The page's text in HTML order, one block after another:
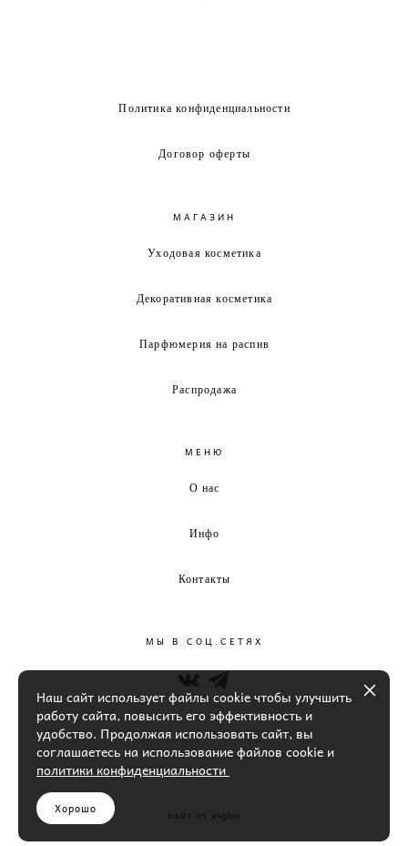
Политика конфиденциальности
Договор оферты
МАГАЗИН
Уходовая косметика
Декоративная косметика
Парфюмерия на распив
Распродажа
МЕНЮ
О нас
Инфо
Контакты
МЫ В СОЦ.СЕТЯХ
сайт от vigbo
Наш сайт использует файлы cookie чтобы улучшить
работу сайта, повысить его эффективность и
удобство. Продолжая использовать сайт, вы
соглашаетесь на использование файлов cookie и
политики конфиденциальности
Хорошо